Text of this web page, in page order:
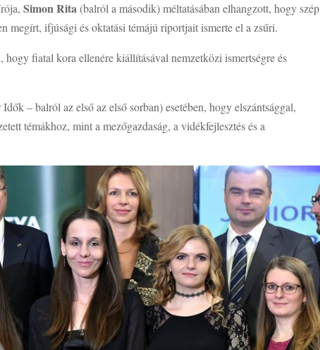
Simon Rita(balról a második) méltatásában elhangzott, hogy szép
megírt, ifjúsági és oktatási témájú riportjait ismerte el a zsűri.
fiatal kora ellenére kiállításával nemzetközi ismertségre és
– balról az első az első sorban) esetében, hogy elszántsággal,
témákhoz, mint a mezőgazdaság, a vidékfejlesztés és a